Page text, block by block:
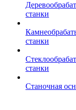
станки
станки
станки
Станочная